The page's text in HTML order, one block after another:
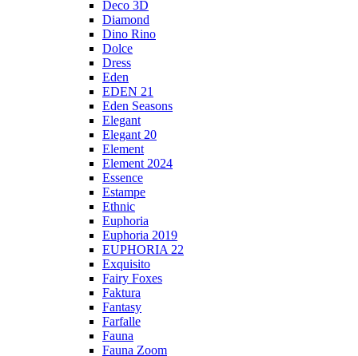
Deco 3D
Diamond
Dino Rino
Dolce
Dress
Eden
EDEN 21
Eden Seasons
Elegant
Elegant 20
Element
Element 2024
Essence
Estampe
Ethnic
Euphoria
Euphoria 2019
EUPHORIA 22
Exquisito
Fairy Foxes
Faktura
Fantasy
Farfalle
Fauna
Fauna Zoom